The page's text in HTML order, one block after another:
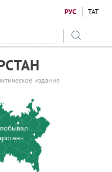
РУС ТАТ
издание